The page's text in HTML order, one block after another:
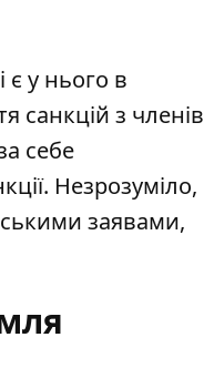
є у нього в
санкцій з членів
себе
Незрозуміло,
заявами,